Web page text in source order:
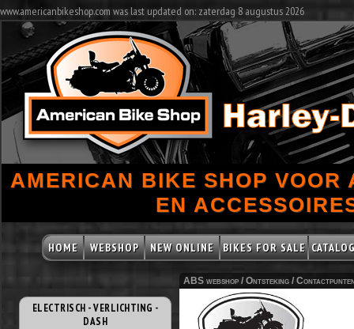
www.americanbikeshop.com was last updated on: zaterdag 8 augustus 2026
AMERICAN BIKE SHOP VOOR
EN
HOME WEBSHOP NEW ONLINE BIKES FOR SALE
ELECTRISCH - VERLICHTING -
DASH
ABS webshop / Ontsteking /